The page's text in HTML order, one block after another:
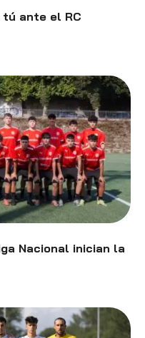
tú ante el RC
Nacional inician la